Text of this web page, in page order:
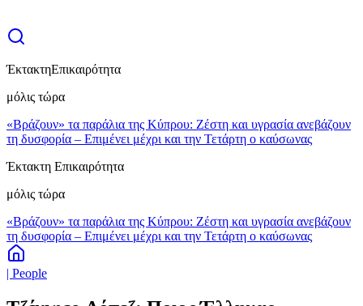
ΈκτακτηΕπικαιρότητα
μόλις τώρα
«Βράζουν» τα παράλια της Κύπρου: Ζέστη και υγρασία ανεβάζουν
τη δυσφορία – Επιμένει μέχρι και την Τετάρτη ο καύσωνας
Έκτακτη Επικαιρότητα
μόλις τώρα
«Βράζουν» τα παράλια της Κύπρου: Ζέστη και υγρασία ανεβάζουν
τη δυσφορία – Επιμένει μέχρι και την Τετάρτη ο καύσωνας
| People